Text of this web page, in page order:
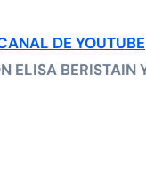
DE YOUTUBE
ELISA BERISTAIN